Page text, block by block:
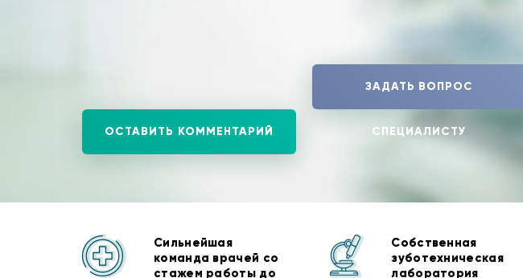
ОСТАВИТЬ КОММЕНТАРИЙ
ЗАДАТЬ ВОПРОС
СПЕЦИАЛИСТУ
Сильнейшая
команда врачей со
стажем работы до
Собственная
зуботехническая
лаборатория